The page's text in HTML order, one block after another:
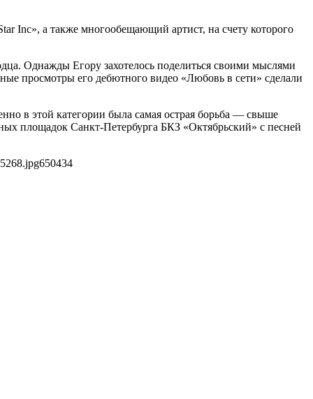
Inc», а также многообещающий артист, на счету которого
Однажды Егору захотелось поделиться своими мыслями
просмотры его дебютного видео «Любовь в сети» сделали
в этой категории была самая острая борьба — свыше
площадок Санкт-Петербурга БКЗ «Октябрьский» с песней
650434